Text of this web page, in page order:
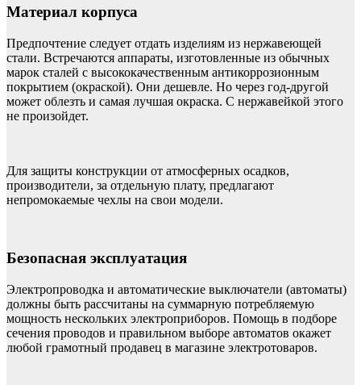
Материал корпуса
Предпочтение следует отдать изделиям из нержавеющей
стали. Встречаются аппараты, изготовленные из обычных
марок сталей с высококачественным антикоррозионным
покрытием (окраской). Они дешевле. Но через год-другой
может облезть и самая лучшая окраска. С нержавейкой этого
не произойдет.
Для защиты конструкции от атмосферных осадков,
производители, за отдельную плату, предлагают
непромокаемые чехлы на свои модели.
Безопасная эксплуатация
Электропроводка и автоматические выключатели (автоматы)
должны быть рассчитаны на суммарную потребляемую
мощность нескольких электроприборов. Помощь в подборе
сечения проводов и правильном выборе автоматов окажет
любой грамотный продавец в магазине электротоваров.